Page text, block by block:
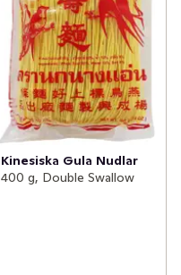
Kinesiska Gula Nudlar
400 g, Double Swallow